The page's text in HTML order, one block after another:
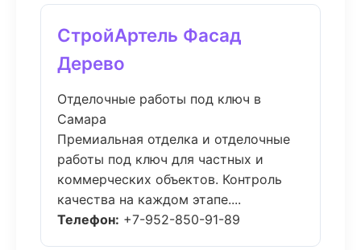
СтройАртель Фасад
Дерево
Отделочные работы под ключ в
Самара
Премиальная отделка и отделочные
работы под ключ для частных и
коммерческих объектов. Контроль
качества на каждом этапе....
Телефон: +7-952-850-91-89